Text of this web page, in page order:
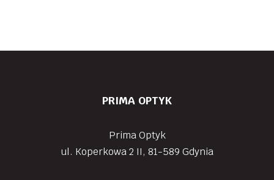
PRIMA OPTYK
Prima Optyk
ul. Koperkowa 2 II, 81-589 Gdynia